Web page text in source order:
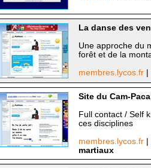
La danse des
Une approche du
forêt et de la
membres.lycos.fr
Site du Cam-
Full contact / Self
ces disciplines
membres.lycos.fr
martiaux